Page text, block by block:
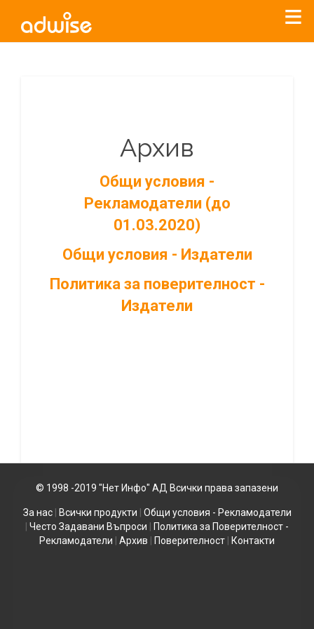
Архив
Общи условия -
Рекламодатели (до
01.03.2020)
Общи условия - Издатели
Политика за поверителност -
Издатели
© 1998 -2019 "Нет Инфо" АД Всички права запазени
За нас| Всички продукти
Общи условия - Рекламодатели
Често Задавани Въпроси
Политика за Поверителност -
Рекламодатели
Архив Поверителност Контакти